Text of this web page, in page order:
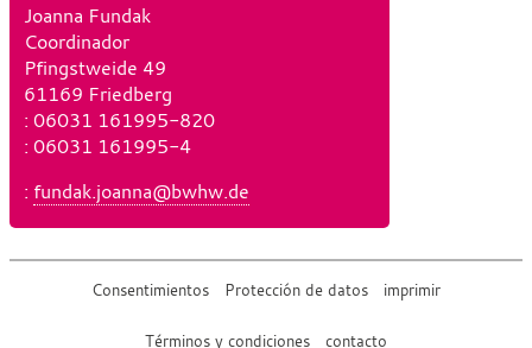
Joanna Fundak
Coordinador
Pfingstweide 49
61169 Friedberg
T
e
é
f
: 06031 161995-820
F
x
: 06031 161995-4
C
r
: fundak.joanna@bwhw.de
Consentimientos Protección de datos imprimir
Términos y condiciones contacto